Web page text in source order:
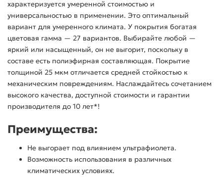
характеризуется умеренной стоимостью и
универсальностью в применении. Это оптимальный
вариант для умеренного климата. У покрытия богатая
цветовая гамма — 27 вариантов. Выбирайте любой —
яркий или насыщенный, он не выгорит, поскольку в
составе есть полиэфирная составляющая. Покрытие
толщиной 25 мкм отличается средней стойкостью к
механическим повреждениям. Наслаждайтесь сочетанием
высокого качества, доступной стоимости и гарантии
производителя до 10 лет*!
Преимущества:
Не выгорает под влиянием ультрафиолета.
Возможность использования в различных
климатических условиях.